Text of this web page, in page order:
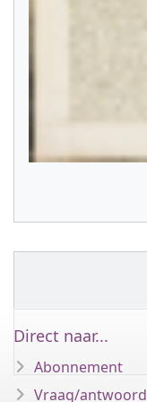
Direct naar...
Abonnement
Vraag/antwoord